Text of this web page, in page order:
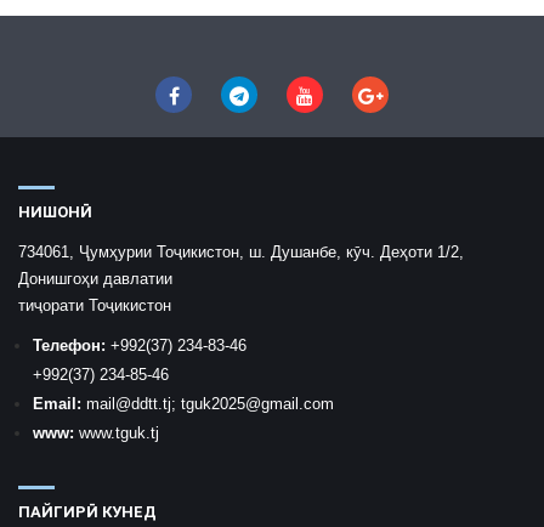
НИШОНӢ
734061, Ҷумҳурии Тоҷикистон, ш. Душанбе, кӯч. Деҳоти 1/2,
Донишгоҳи давлатии
тиҷорати Тоҷикистон
Телефон: +992(37) 234-83-46
+992(37) 234-85-46
Email: mail @ddtt.tj; tguk2025@gmail.com
www: www.tguk.tj
ПАЙГИРӢ КУНЕД